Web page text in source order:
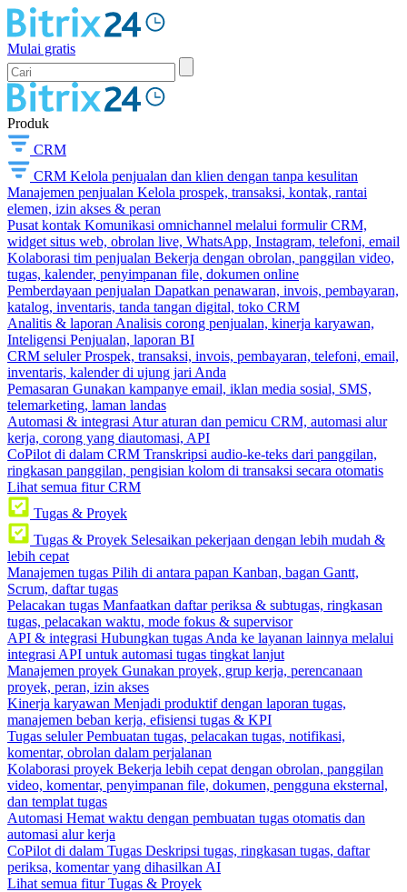
Mulai gratis
Produk
CRM
CRM Kelola penjualan dan klien dengan tanpa kesulitan
Manajemen penjualan Kelola prospek, transaksi, kontak, rantai
elemen, izin akses & peran
Pusat kontak Komunikasi omnichannel melalui formulir CRM,
widget situs web, obrolan live, WhatsApp, Instagram, telefoni, email
Kolaborasi tim penjualan Bekerja dengan obrolan, panggilan video,
tugas, kalender, penyimpanan file, dokumen online
Pemberdayaan penjualan Dapatkan penawaran, invois, pembayaran,
katalog, inventaris, tanda tangan digital, toko CRM
Analitis & laporan Analisis corong penjualan, kinerja karyawan,
Inteligensi Penjualan, laporan BI
CRM seluler Prospek, transaksi, invois, pembayaran, telefoni, email,
inventaris, kalender di ujung jari Anda
Pemasaran Gunakan kampanye email, iklan media sosial, SMS,
telemarketing, laman landas
Automasi & integrasi Atur aturan dan pemicu CRM, automasi alur
kerja, corong yang diautomasi, API
CoPilot di dalam CRM Transkripsi audio-ke-teks dari panggilan,
ringkasan panggilan, pengisian kolom di transaksi secara otomatis
Lihat semua fitur CRM
Tugas & Proyek
Tugas & Proyek Selesaikan pekerjaan dengan lebih mudah &
lebih cepat
Manajemen tugas Pilih di antara papan Kanban, bagan Gantt,
Scrum, daftar tugas
Pelacakan tugas Manfaatkan daftar periksa & subtugas, ringkasan
tugas, pelacakan waktu, mode fokus & supervisor
API & integrasi Hubungkan tugas Anda ke layanan lainnya melalui
integrasi API untuk automasi tugas tingkat lanjut
Manajemen proyek Gunakan proyek, grup kerja, perencanaan
proyek, peran, izin akses
Kinerja karyawan Menjadi produktif dengan laporan tugas,
manajemen beban kerja, efisiensi tugas & KPI
Tugas seluler Pembuatan tugas, pelacakan tugas, notifikasi,
komentar, obrolan dalam perjalanan
Kolaborasi proyek Bekerja lebih cepat dengan obrolan, panggilan
video, komentar, penyimpanan file, dokumen, pengguna eksternal,
dan templat tugas
Automasi Hemat waktu dengan pembuatan tugas otomatis dan
automasi alur kerja
CoPilot di dalam Tugas Deskripsi tugas, ringkasan tugas, daftar
periksa, komentar yang dihasilkan AI
Lihat semua fitur Tugas & Proyek